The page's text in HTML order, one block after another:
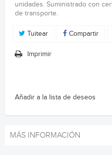
unidades. Suministrado con
de transporte.
Tuitear Compartir
Imprimir
Añadir a la lista de deseos
MÁS INFORMACIÓN